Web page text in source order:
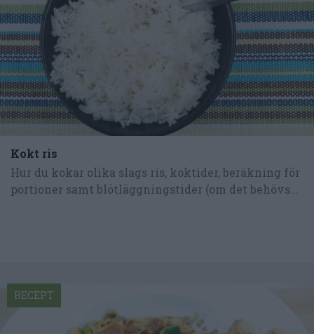
Kokt ris
Hur du kokar olika slags ris, koktider, beräkning för
portioner samt blötläggningstider (om det behövs...
RECEPT